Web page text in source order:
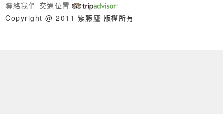
聯絡我們 交通位置
Copyright @ 2011 紫藤廬 版權所有